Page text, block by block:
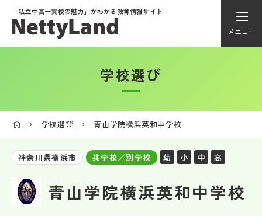
「私立中高一貫校の魅力」がわかる教育情報サイト
メニュー
アカウント登録
学校動画
学校選び
学校選び 青山学院横浜英和中学校
神奈川県横浜市 共学校／別学校 幼 小 中 高
青山学院横浜英和中学校